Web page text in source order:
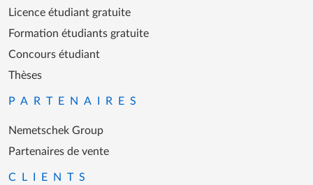
Licence étudiant gratuite
Formation étudiants gratuite
Concours étudiant
Thèses
PARTENAIRES
Nemetschek Group
Partenaires de vente
CLIENTS